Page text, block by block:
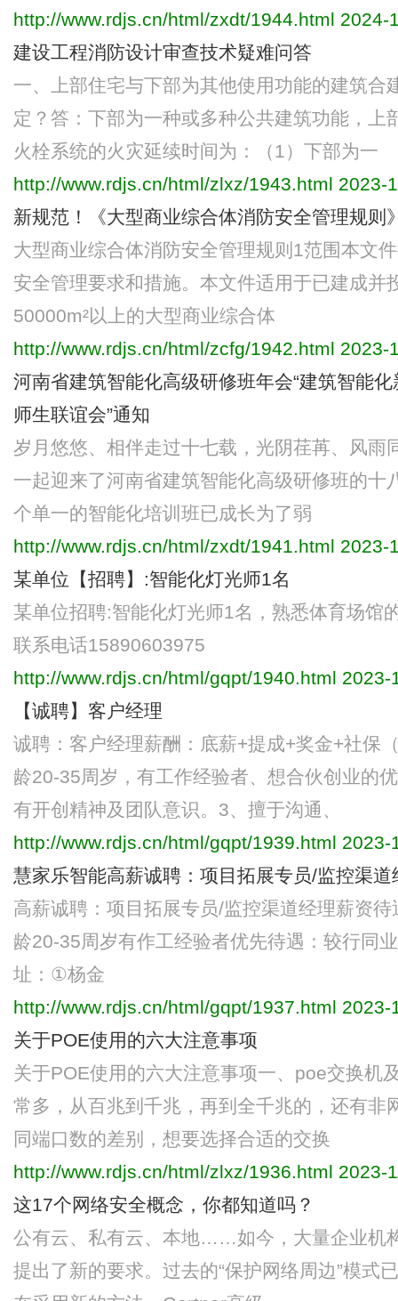
http://www.rdjs.cn/html/zxdt/1944.html 2024-
建设工程消防设计审查技术疑难问答
一、上部住宅与下部为其他使用功能的建筑合
定？答：下部为一种或多种公共建筑功能，上
火栓系统的火灾延续时间为：（1）下部为一
http://www.rdjs.cn/html/zlxz/1943.html 2023-
新规范！《大型商业综合体消防安全管理规则
大型商业综合体消防安全管理规则1范围本文
安全管理要求和措施。本文件适用于已建成并
50000m²以上的大型商业综合体
http://www.rdjs.cn/html/zcfg/1942.html 2023-
河南省建筑智能化高级研修班年会“建筑智能
师生联谊会”通知
岁月悠悠、相伴走过十七载，光阴荏苒、风雨
一起迎来了河南省建筑智能化高级研修班的十
个单一的智能化培训班已成长为了弱
http://www.rdjs.cn/html/zxdt/1941.html 2023-
某单位【招聘】:智能化灯光师1名
某单位招聘:智能化灯光师1名，熟悉体育场馆
联系电话15890603975
http://www.rdjs.cn/html/gqpt/1940.html 2023-
【诚聘】客户经理
诚聘：客户经理薪酬：底薪+提成+奖金+社保
龄20-35周岁，有工作经验者、想合伙创业的
有开创精神及团队意识。3、擅于沟通、
http://www.rdjs.cn/html/gqpt/1939.html 2023-
慧家乐智能高薪诚聘：项目拓展专员/监控渠道
高薪诚聘：项目拓展专员/监控渠道经理薪资
龄20-35周岁有作工‬经验者优先待遇：较行同‬
址：①杨金
http://www.rdjs.cn/html/gqpt/1937.html 2023-
关于POE使用的六大注意事项
关于POE使用的六大注意事项一、poe交换机
常多，从百兆到千兆，再到全千兆的，还有非
同端口数的差别，想要选择合适的交换
http://www.rdjs.cn/html/zlxz/1936.html 2023-
这17个网络安全概念，你都知道吗？
公有云、私有云、本地……如今，大量企业机
提出了新的要求。过去的“保护网络周边”模式